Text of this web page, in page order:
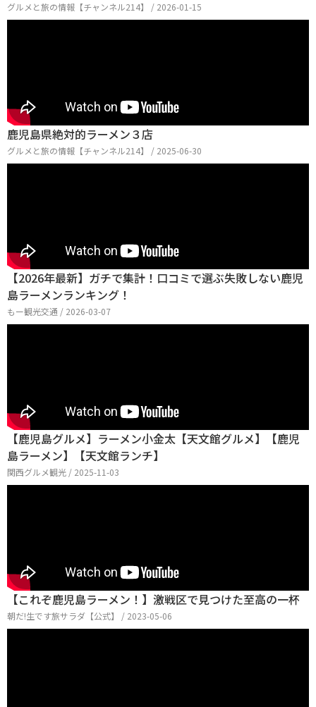
グルメと旅の情報【チャンネル214】 / 2026-01-15
鹿児島県絶対的ラーメン３店
グルメと旅の情報【チャンネル214】 / 2025-06-30
【2026年最新】ガチで集計！口コミで選ぶ失敗しない鹿児
島ラーメンランキング！
もー観光交通 / 2026-03-07
【鹿児島グルメ】ラーメン小金太【天文館グルメ】【鹿児
島ラーメン】【天文館ランチ】
関西グルメ観光 / 2025-11-03
【これぞ鹿児島ラーメン！】激戦区で見つけた至高の一杯
朝だ!生です旅サラダ【公式】 / 2023-05-06